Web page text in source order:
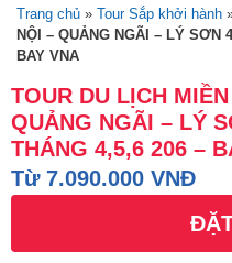
Trang chủ » Tour Sắp khởi hành
NỘI – QUẢNG NGÃI – LÝ SƠN
BAY VNA
TOUR DU LỊCH
QUẢNG NGÃI – LÝ
THÁNG 4,5,6 206 –
Từ 7.090.000 VNĐ